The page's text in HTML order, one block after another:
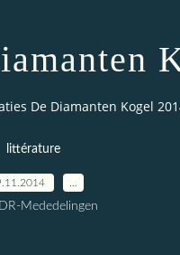
De Diamanten Kogel
littérature
Mededelingen